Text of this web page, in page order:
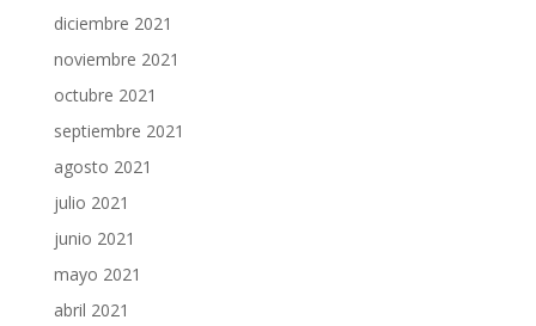
diciembre 2021
noviembre 2021
octubre 2021
septiembre 2021
agosto 2021
julio 2021
junio 2021
mayo 2021
abril 2021